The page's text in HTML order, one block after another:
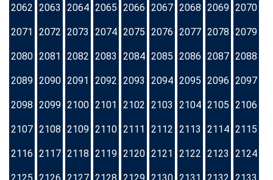
2062 2063 2064 2065 2066 2067 2068 2069 2070
2071 2072 2073 2074 2075 2076 2077 2078 2079
2080 2081 2082 2083 2084 2085 2086 2087 2088
2089 2090 2091 2092 2093 2094 2095 2096 2097
2098 2099 2100 2101 2102 2103 2104 2105 2106
2107 2108 2109 2110 2111 2112 2113 2114 2115
2116 2117 2118 2119 2120 2121 2122 2123 2124